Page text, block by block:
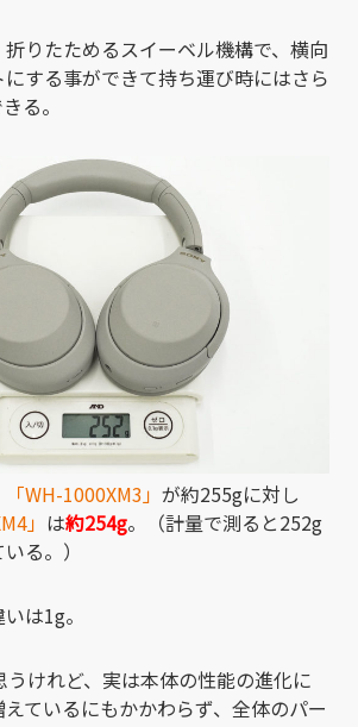
りたためるスイーベル機構で、横向
する事ができて持ち運び時にはさら
る。
「WH-1000XM3」 が約255gに対し
」 は約254g。（計量で測ると252g
る。）
は1g。
うけれど、実は本体の性能の進化に
ているにもかかわらず、全体のパー